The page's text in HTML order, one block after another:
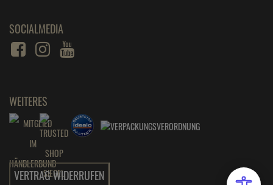
SOCIALMEDIA
WEITERES
VERTRAG WIDERRUFEN